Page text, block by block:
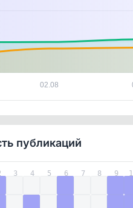
02.08
публикаций
3 4 5 6 7 8 9